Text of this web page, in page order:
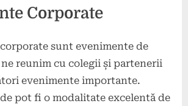
Corporate
sunt evenimente de
reunim cu colegii și partenerii
evenimente importante.
pot fi o modalitate excelentă de